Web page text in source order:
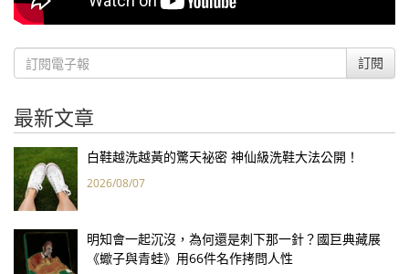
訂閱
最新文章
白鞋越洗越黃的驚天祕密 神仙級洗鞋大法公開！
2026/08/07
明知會一起沉沒，為何還是刺下那一針？國巨典藏展
《蠍子與青蛙》用66件名作拷問人性